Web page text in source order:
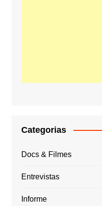
Categorias
Docs & Filmes
Entrevistas
Informe